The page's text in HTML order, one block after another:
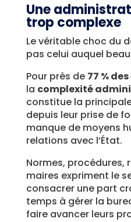
Une
trop complexe
Le véritable choc du
pas celui auquel
Pour près de 77 %
la complexité
constitue la
depuis leur prise de
manque de moyens
relations avec l’État.
Normes, procédures,
maires expriment le
consacrer une part
temps à gérer la
faire avancer leurs